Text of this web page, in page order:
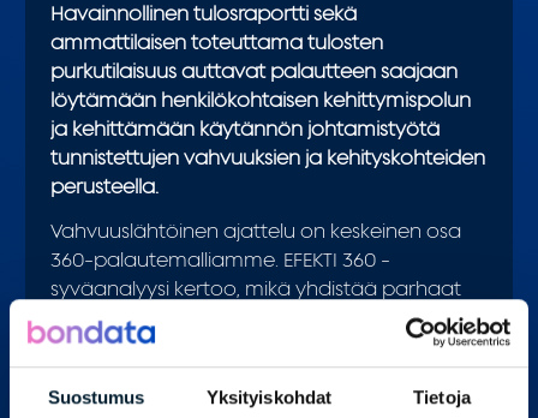
Suostumus Yksityiskohdat Tietoja
Havainnollinen tulosraportti sekä
ammattilaisen toteuttama tulosten
purkutilaisuus auttavat palautteen saajaan
löytämään henkilökohtaisen kehittymispolun
ja kehittämään käytännön johtamistyötä
tunnistettujen vahvuuksien ja kehityskohteiden
perusteella.
Vahvuuslähtöinen ajattelu on keskeinen osa
360-palautemalliamme. EFEKTI 360 -
syväanalyysi kertoo, mikä yhdistää parhaat
palautteet saaneita esihenkilöitä ja mikä tekee
heistä huippuja esihenkilötyössä. Näin koko
organisaatio voi oppia ja vahvistaa
johtamiskulttuurin parhaita käytäntöjä.